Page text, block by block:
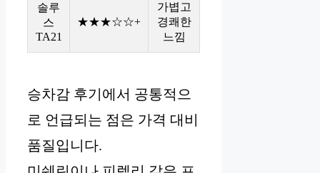
솔루
스
TA21
★★★☆☆+
가볍고
경쾌한
느낌
승차감 후기에서 공통적으
로 언급되는 점은 가격 대비
품질입니다.